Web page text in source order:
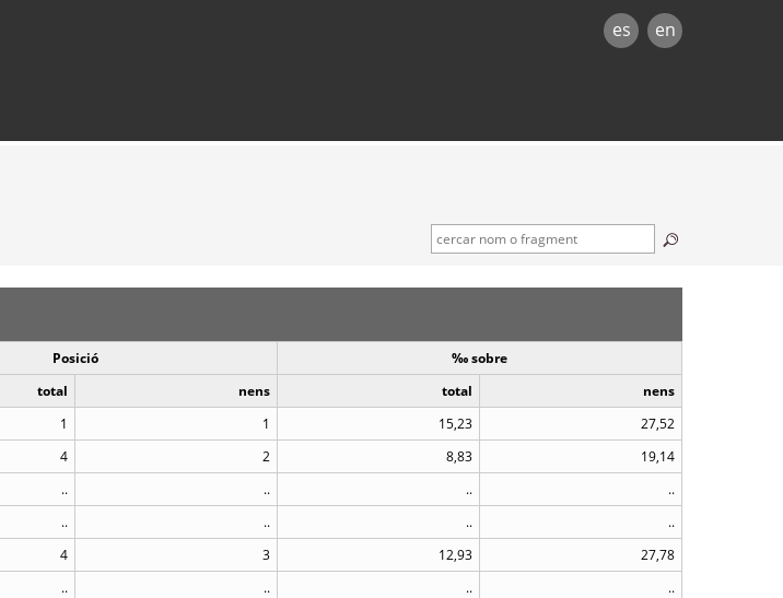
es en
Posició
‰ sobre
total nens total
nens
1 1 15,23
27,52
4 2 8,83
19,14
.. .. ..
..
.. .. ..
..
4 3 12,93
27,78
.. .. ..
..